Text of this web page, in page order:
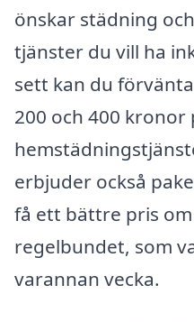
önskar städning
tjänster du vill ha
sett kan du
200 och 400
erbjuder också
få ett bättre pris
regelbundet, som
varannan vecka.